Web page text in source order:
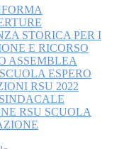
STORICA PER I
E RICORSO
ASSEMBLEA
ESPERO
RSU 2022
RSU SCUOLA